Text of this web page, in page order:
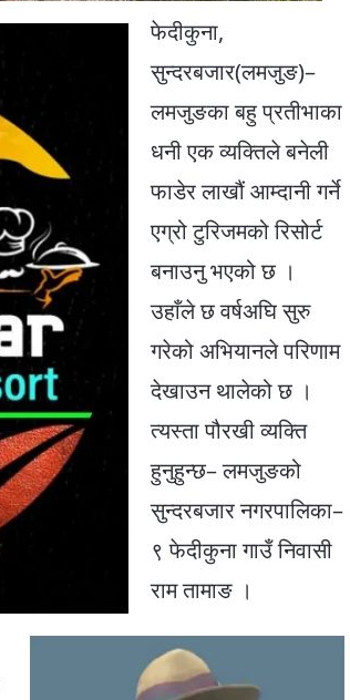
फेदीकुना,
सुन्दरबजार(लमजुङ)–
लमजुङका बहु प्रतीभाका
धनी एक व्यक्तिले बनेली
फाडेर लाखौं आम्दानी गर्ने
एग्रो टुरिजमको रिसोर्ट
बनाउनु भएको छ ।
उहाँले छ वर्षअघि सुरु
गरेको अभियानले परिणाम
देखाउन थालेको छ ।
त्यस्ता पौरखी व्यक्ति
हुनुहुन्छ– लमजुङको
सुन्दरबजार नगरपालिका–
९ फेदीकुना गाउँ निवासी
राम तामाङ ।